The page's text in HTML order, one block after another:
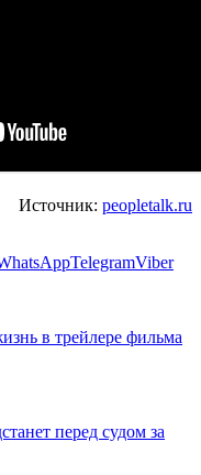
Источник: peopletalk.ru
TelegramViber
в трейлере фильма
перед судом за